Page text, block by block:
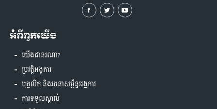
អំពីពួកយើង
យើងជានរណា?
ប្រវត្តិអង្គការ
បុគ្គលិក និងរចនាសម្ព័ន្ធអង្គការ
ការទទួលស្គាល់